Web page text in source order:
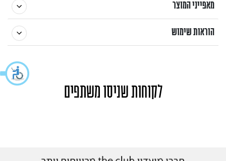
מאפייני המוצר
הוראות שימוש
לקוחות שניסו משתפים